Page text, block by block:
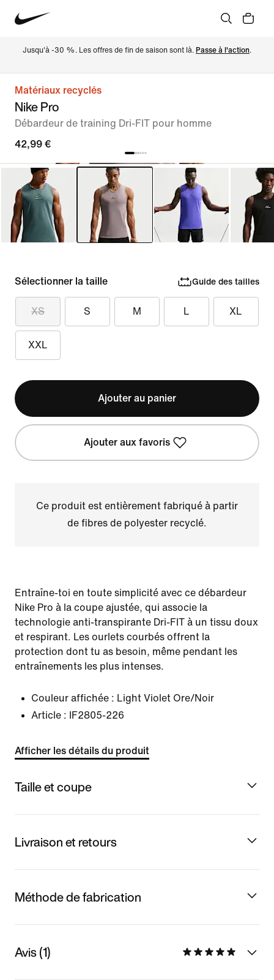
Jusqu'à -30 %. Les offres de fin de saison sont là. Passe à l'action.
Matériaux recyclés
Nike Pro
Débardeur de training Dri-FIT pour homme
42,99 €
Sélectionner la taille Guide des tailles
XS S M L XL
XXL
Ajouter au panier
Ajouter aux favoris
Ce produit est entièrement fabriqué à partir
de fibres de polyester recyclé.
Entraîne-toi en toute simplicité avec ce débardeur
Nike Pro à la coupe ajustée, qui associe la
technologie anti-transpirante Dri-FIT à un tissu doux
et respirant. Les ourlets courbés offrent la
protection dont tu as besoin, même pendant les
entraînements les plus intenses.
Couleur affichée : Light Violet Ore/Noir
Article :
IF2805-226
Afficher les détails du produit
Taille et coupe
Livraison et retours
Méthode de fabrication
Avis (1)